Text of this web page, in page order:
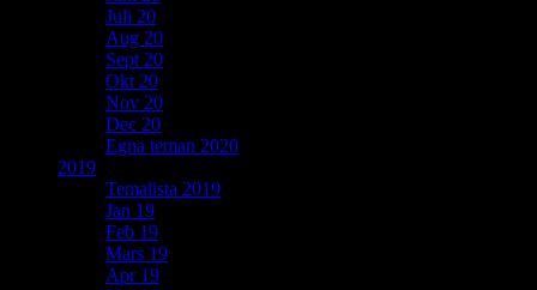
Juli 20
Aug 20
Sept 20
Okt 20
Nov 20
Dec 20
Egna teman 2020
2019
Temalista 2019
Jan 19
Feb 19
Mars 19
Apr 19